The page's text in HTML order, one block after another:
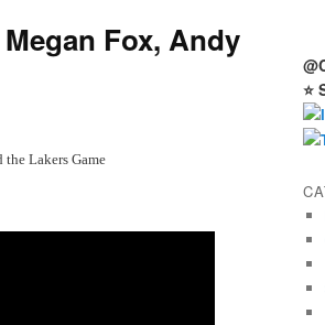
Fox, Andy
Lakers Game
⭐